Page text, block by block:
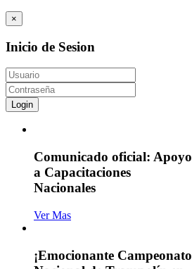
×
Inicio de Sesion
Login
Comunicado oficial: Apoyo
a Capacitaciones
Nacionales
Ver Mas
¡Emocionante Campeonato